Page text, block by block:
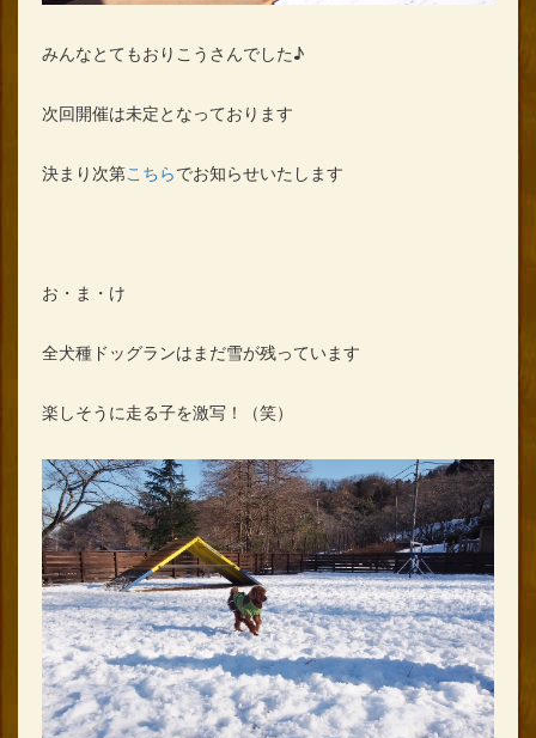
みんなとてもおりこうさんでした♪
次回開催は未定となっております
決まり次第こちらでお知らせいたします
お・ま・け
全犬種ドッグランはまだ雪が残っています
楽しそうに走る子を激写！（笑）